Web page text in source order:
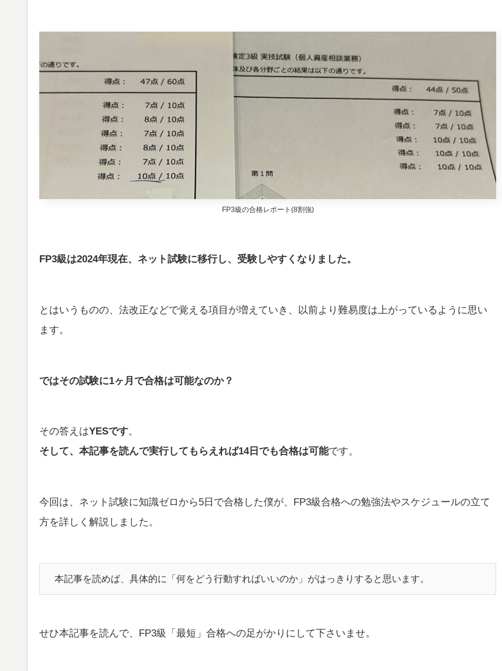
FP3級の合格レポート(8割強)
FP3級は2024年現在、ネット試験に移行し、受験しやすくなりました。
とはいうものの、法改正などで覚える項目が増えていき、以前より難易度は上がっているように思い
ます。
ではその試験に1ヶ月で合格は可能なのか？
その答えはYESです。
そして、本記事を読んで実行してもらえれば14日でも合格は可能です。
今回は、ネット試験に知識ゼロから5日で合格した僕が、FP3級合格への勉強法やスケジュールの立て
方を詳しく解説しました。
本記事を読めば、具体的に「何をどう行動すればいいのか」がはっきりすると思います。
せひ本記事を読んで、FP3級「最短」合格への足がかりにして下さいませ。